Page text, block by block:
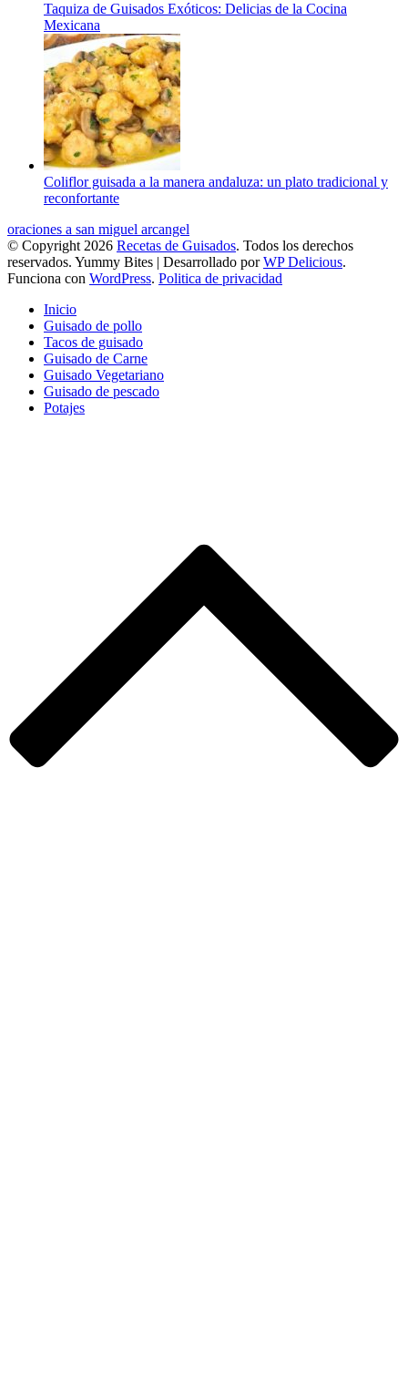
Taquiza de Guisados Exóticos: Delicias de la Cocina
Mexicana
Coliflor guisada a la manera andaluza: un plato tradicional y
reconfortante
oraciones a san miguel arcangel
© Copyright 2026 Recetas de Guisados. Todos los derechos
reservados. Yummy Bites | Desarrollado porWP Delicious.
Funciona con WordPress. Politica de privacidad
Inicio
Guisado de pollo
Tacos de guisado
Guisado de Carne
Guisado Vegetariano
Guisado de pescado
Potajes